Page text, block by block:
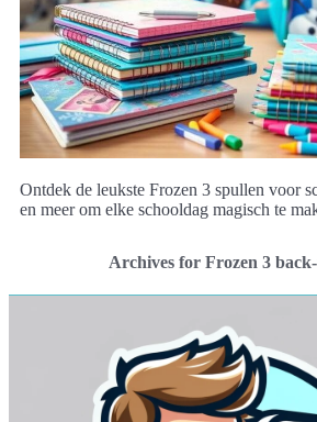
Ontdek de leukste Frozen 3 spullen voor
en meer om elke schooldag magisch te
Archives for Frozen 3